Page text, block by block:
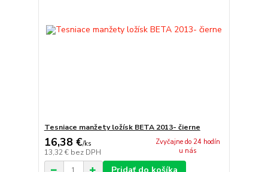
Tesniace manžety ložísk BETA 2013- čierne
16,38 €/ks
13,32 € bez DPH
Zvyčajne do 24 hodín
u nás